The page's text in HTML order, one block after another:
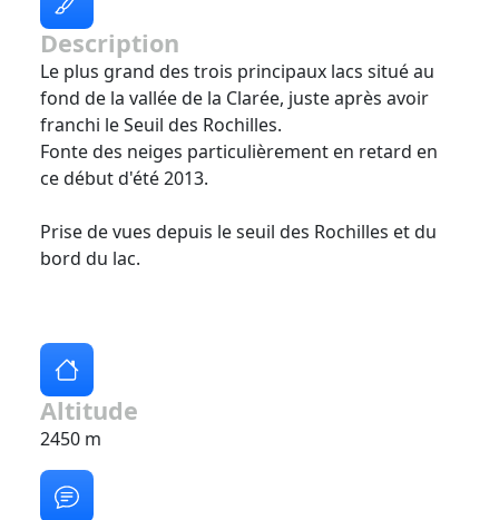
Description
Le plus grand des trois principaux lacs situé au
fond de la vallée de la Clarée, juste après avoir
franchi le Seuil des Rochilles.
Fonte des neiges particulièrement en retard en
ce début d'été 2013.
Prise de vues depuis le seuil des Rochilles et du
bord du lac.
Altitude
2450 m